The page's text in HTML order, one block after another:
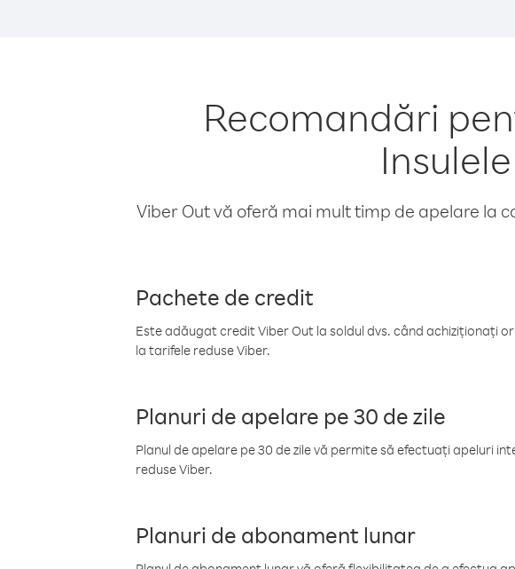
Recomandări
Viber Out vă oferă mai mult timp de apelare la
Pachete de credit
Este adăugat credit Viber Out la soldul dvs. când achiziționați
la tarifele reduse Viber.
Planuri de apelare pe 30 de zile
Planul de apelare pe 30 de zile vă permite să efectuați apeluri
reduse Viber.
Planuri de abonament lunar